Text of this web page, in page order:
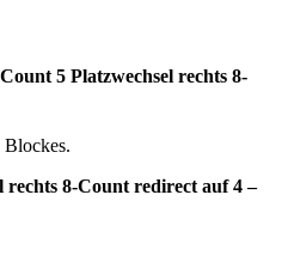
5 Platzwechsel rechts 8-
rechts 8-Count redirect auf 4 –